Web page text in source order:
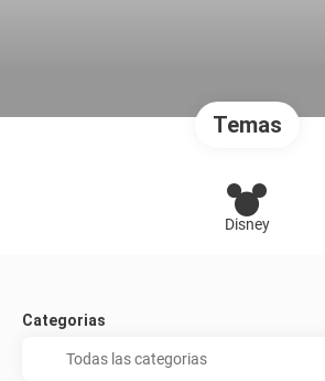
Temas
Disney
Categorias